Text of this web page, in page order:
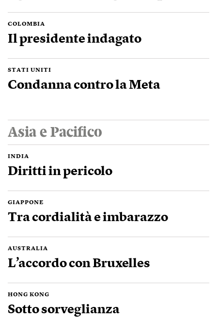
COLOMBIA
Il presidente indagato
STATI UNITI
Condanna contro la Meta
Asia e Pacifico
INDIA
Diritti in pericolo
GIAPPONE
Tra cordialità e imbarazzo
AUSTRALIA
L’accordo con Bruxelles
HONG KONG
Sotto sorveglianza